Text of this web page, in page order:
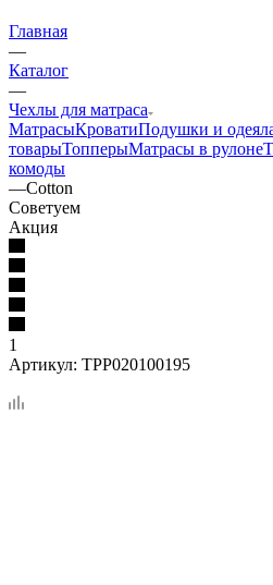
Главная
—
Каталог
—
Чехлы для матраса
МатрасыКроватиПодушки и
товарыТопперыМатрасы в рулоне
комоды
—Cotton
Советуем
Акция
1
Артикул: TPP020100195